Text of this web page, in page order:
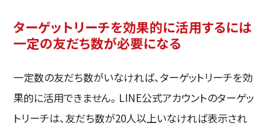
ターゲットリーチを効果的に活用するには
一定の友だち数が必要になる
一定数の友だち数がいなければ、ターゲットリーチを効
果的に活用できません。LINE公式アカウントのターゲッ
トリーチは、友だち数が20人以上いなければ表示され